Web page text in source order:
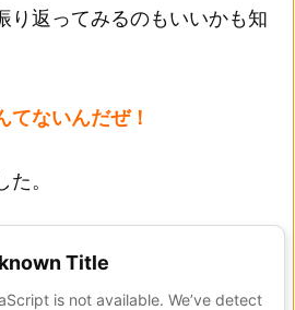
り返ってみるのもいいかも知
てないんだぜ！
た。
Title
is not available. We’ve detect